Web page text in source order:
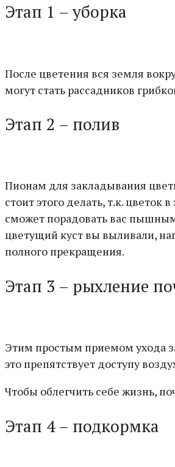
Этап 1 – уборка
После цветения вся земля
могут стать рассадников
Этап 2 – полив
Пионам для закладывания
стоит этого делать, т.к.
сможет порадовать вас
цветущий куст вы выливали,
полного прекращения.
Этап 3 – рыхление
Этим простым приемом ухода
это препятствует доступу
Чтобы облегчить себе жизнь,
Этап 4 – подкормка